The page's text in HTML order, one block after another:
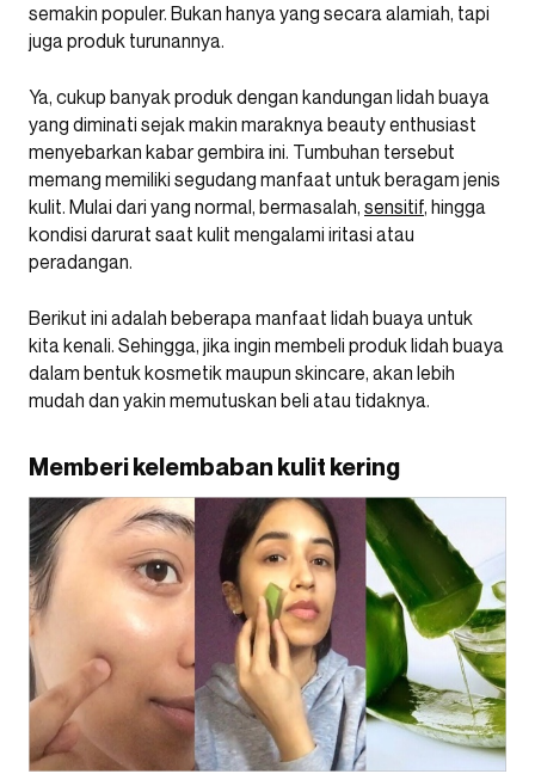
semakin populer. Bukan hanya yang secara alamiah, tapi
juga produk turunannya.
Ya, cukup banyak produk dengan kandungan lidah buaya
yang diminati sejak makin maraknya beauty enthusiast
menyebarkan kabar gembira ini. Tumbuhan tersebut
memang memiliki segudang manfaat untuk beragam jenis
kulit. Mulai dari yang normal, bermasalah, sensitif, hingga
kondisi darurat saat kulit mengalami iritasi atau
peradangan.
Berikut ini adalah beberapa manfaat lidah buaya untuk
kita kenali. Sehingga, jika ingin membeli produk lidah buaya
dalam bentuk kosmetik maupun skincare, akan lebih
mudah dan yakin memutuskan beli atau tidaknya.
Memberi kelembaban kulit kering